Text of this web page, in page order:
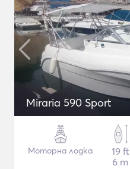
Miraria 590 Sport
Моторна лодка
19 ft
6 m